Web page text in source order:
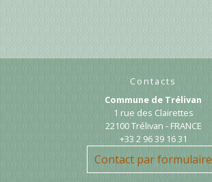
Contacts
Commune de Trélivan
1 rue des Clairettes
22100 Trélivan - FRANCE
+33 2 96 39 16 31
Contact par formulaire